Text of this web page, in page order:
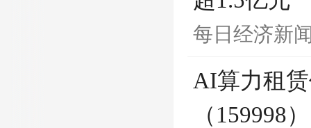
每日经济新
AI算力租
（159998